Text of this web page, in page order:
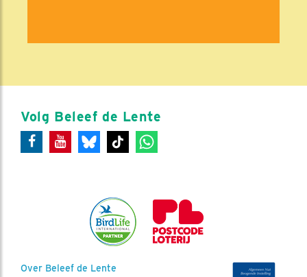
Volg Beleef de Lente
Over Beleef de Lente